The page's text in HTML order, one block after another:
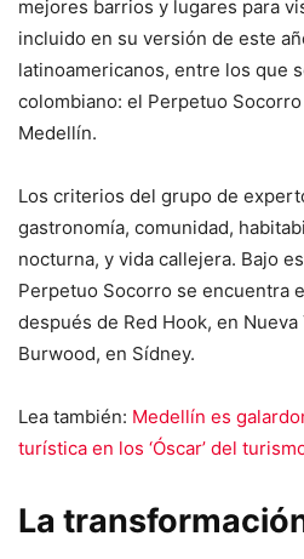
mejores barrios y lugares para
incluido en su versión de este
latinoamericanos, entre los que
colombiano: el Perpetuo
Medellín.
Los criterios del grupo de
gastronomía, comunidad,
nocturna, y vida callejera. Bajo
Perpetuo Socorro se encuentra
después de Red Hook, en
Burwood, en Sídney.
Lea también: Medellín es
turística en los ‘Óscar’ del
La